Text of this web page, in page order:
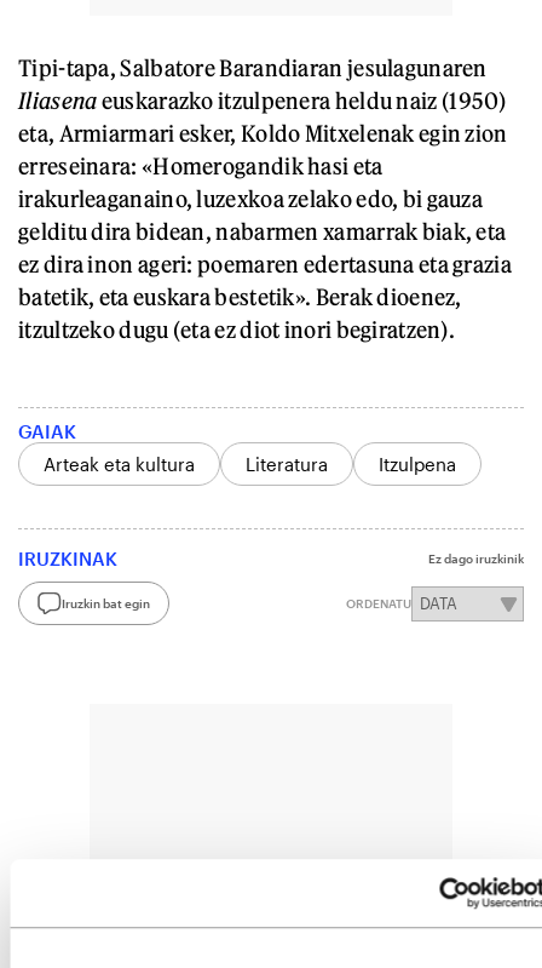
Tipi-tapa, Salbatore Barandiaran jesulagunaren
Iliasenaeuskarazko itzulpenera heldu naiz (1950)
eta, Armiarmari esker, Koldo Mitxelenak egin zion
erreseinara: «Homerogandik hasi eta
irakurleaganaino, luzexkoa zelako edo, bi gauza
gelditu dira bidean, nabarmen xamarrak biak, eta
ez dira inon ageri: poemaren edertasuna eta grazia
batetik, eta euskara bestetik». Berak dioenez,
itzultzeko dugu (eta ez diot inori begiratzen).
GAIAK
Arteak eta kultura
Literatura Itzulpena
IRUZKINAK Ez dago iruzkinik
Iruzkin bat egin ORDENATU